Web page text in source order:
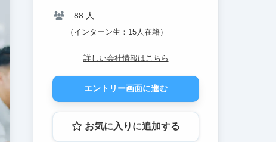
88 人
（インターン生：15人在籍）
詳しい会社情報はこちら
エントリー画面に進む
お気に入りに追加する